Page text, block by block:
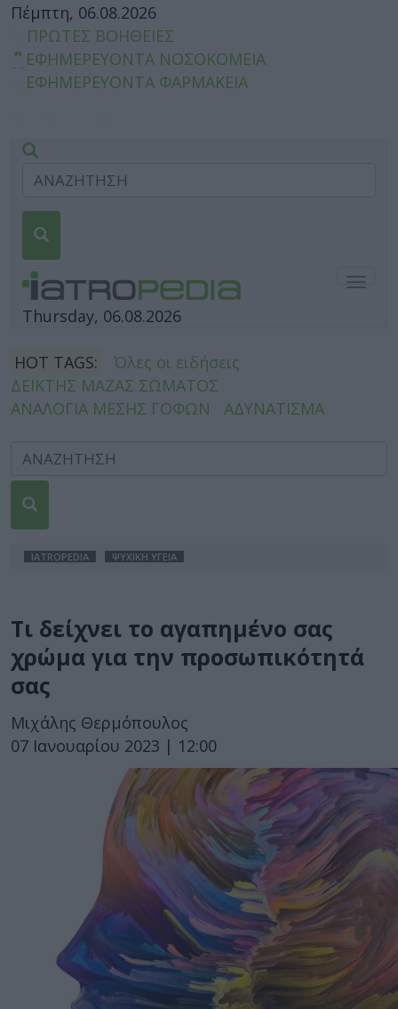
Πέμπτη, 06.08.2026
ΠΡΩΤΕΣ ΒΟΗΘΕΙΕΣ
ΕΦΗΜΕΡΕΥΟΝΤΑ ΝΟΣΟΚΟΜΕΙΑ
ΕΦΗΜΕΡΕΥΟΝΤΑ ΦΑΡΜΑΚΕΙΑ
Thursday, 06.08.2026
HOT TAGS:
Όλες οι ειδήσεις
ΔΕΙΚΤΗΣ ΜΑΖΑΣ ΣΩΜΑΤΟΣ
ΑΝΑΛΟΓΙΑ ΜΕΣΗΣ ΓΟΦΩΝ
ΑΔΥΝΑΤΙΣΜΑ
IATROPEDIA ΨΥΧΙΚΗ ΥΓΕΙΑ
Τι δείχνει το αγαπημένο σας
χρώμα για την προσωπικότητά
σας
Μιχάλης Θερμόπουλος
07 Ιανουαρίου 2023 | 12:00